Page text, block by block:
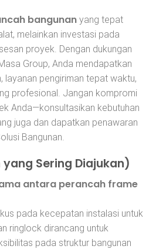
bangunan yang tepat
melainkan investasi pada
proyek. Dengan dukungan
Group, Anda mendapatkan
layanan pengiriman tepat waktu,
profesional. Jangan kompromi
Anda—konsultasikan kebutuhan
juga dan dapatkan penawaran
Bangunan.
Sering Diajukan)
antara perancah frame
pada kecepatan instalasi untuk
ringlock dirancang untuk
pada struktur bangunan